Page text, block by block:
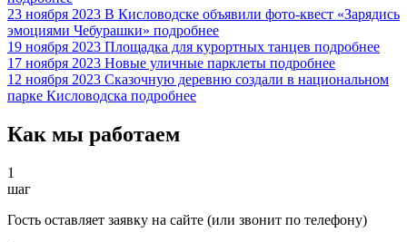
23 ноября 2023 В Кисловодске объявили фото-квест «Зарядись
эмоциями Чебурашки» подробнее
19 ноября 2023 Площадка для курортных танцев подробнее
17 ноября 2023 Новые уличные парклеты подробнее
12 ноября 2023 Сказочную деревню создали в национальном
парке Кисловодска подробнее
Как мы работаем
1
шаг
Гость оставляет заявку на сайте (или звонит по телефону)